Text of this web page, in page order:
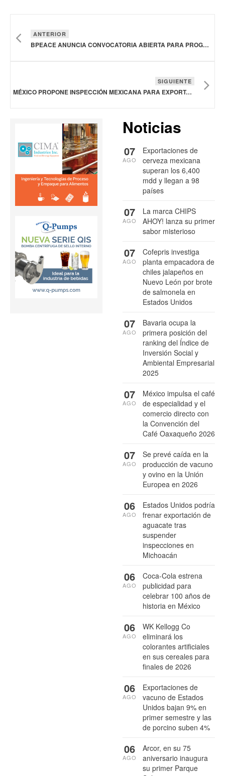
ANTERIOR
BPEACE ANUNCIA CONVOCATORIA ABIERTA PARA PROGRAMA FOOD MAXIMIZER EN EL SALVADOR Y GUATEMALA
SIGUIENTE
MÉXICO PROPONE INSPECCIÓN MEXICANA PARA EXPORTACIONES DE AGUACATE Y MANGO A ESTADOS UNIDOS
Noticias
Exportaciones de
cerveza mexicana
superan los 6,400
mdd y llegan a 98
países
07
AGO
La marca CHIPS
AHOY! lanza su primer
sabor misterioso
07
AGO
Cofepris investiga
planta empacadora de
chiles jalapeños en
Nuevo León por brote
de salmonela en
Estados Unidos
07
AGO
Bavaria ocupa la
primera posición del
ranking del Índice de
Inversión Social y
Ambiental Empresarial
2025
07
AGO
México impulsa el café
de especialidad y el
comercio directo con
la Convención del
Café Oaxaqueño 2026
07
AGO
Se prevé caída en la
producción de vacuno
y ovino en la Unión
Europea en 2026
07
AGO
Estados Unidos podría
frenar exportación de
aguacate tras
suspender
inspecciones en
Michoacán
06
AGO
Coca-Cola estrena
publicidad para
celebrar 100 años de
historia en México
06
AGO
WK Kellogg Co
eliminará los
colorantes artificiales
en sus cereales para
finales de 2026
06
AGO
Exportaciones de
vacuno de Estados
Unidos bajan 9% en
primer semestre y las
de porcino suben 4%
06
AGO
Arcor, en su 75
aniversario inaugura
su primer Parque
06
AGO